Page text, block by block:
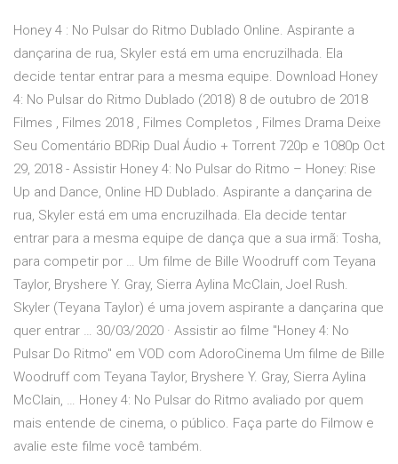
Honey 4 : No Pulsar do Ritmo Dublado Online. Aspirante a
dançarina de rua, Skyler está em uma encruzilhada. Ela
decide tentar entrar para a mesma equipe. Download Honey
4: No Pulsar do Ritmo Dublado (2018) 8 de outubro de 2018
Filmes , Filmes 2018 , Filmes Completos , Filmes Drama Deixe
Seu Comentário BDRip Dual Áudio + Torrent 720p e 1080p Oct
29, 2018 - Assistir Honey 4: No Pulsar do Ritmo – Honey: Rise
Up and Dance, Online HD Dublado. Aspirante a dançarina de
rua, Skyler está em uma encruzilhada. Ela decide tentar
entrar para a mesma equipe de dança que a sua irmã: Tosha,
para competir por … Um filme de Bille Woodruff com Teyana
Taylor, Bryshere Y. Gray, Sierra Aylina McClain, Joel Rush.
Skyler (Teyana Taylor) é uma jovem aspirante a dançarina que
quer entrar … 30/03/2020 · Assistir ao filme "Honey 4: No
Pulsar Do Ritmo" em VOD com AdoroCinema Um filme de Bille
Woodruff com Teyana Taylor, Bryshere Y. Gray, Sierra Aylina
McClain, … Honey 4: No Pulsar do Ritmo avaliado por quem
mais entende de cinema, o público. Faça parte do Filmow e
avalie este filme você também.